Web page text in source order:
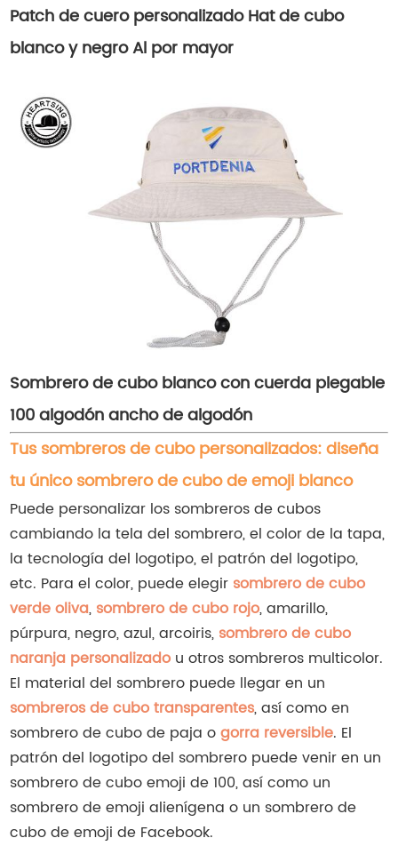
Patch de cuero personalizado Hat de cubo
blanco y negro Al por mayor
Sombrero de cubo blanco con cuerda plegable
100 algodón ancho de algodón
Tus sombreros de cubo personalizados: diseña
tu único sombrero de cubo de emoji blanco
Puede personalizar los sombreros de cubos
cambiando la tela del sombrero, el color de la tapa,
la tecnología del logotipo, el patrón del logotipo,
etc. Para el color, puede elegir sombrero de cubo
verde oliva, sombrero de cubo rojo, amarillo,
púrpura, negro, azul, arcoiris, sombrero de cubo
naranja personalizado u otros sombreros multicolor.
El material del sombrero puede llegar en un
sombreros de cubo transparentes, así como en
sombrero de cubo de paja ogorra reversible. El
patrón del logotipo del sombrero puede venir en un
sombrero de cubo emoji de 100, así como un
sombrero de emoji alienígena o un sombrero de
cubo de emoji de Facebook.